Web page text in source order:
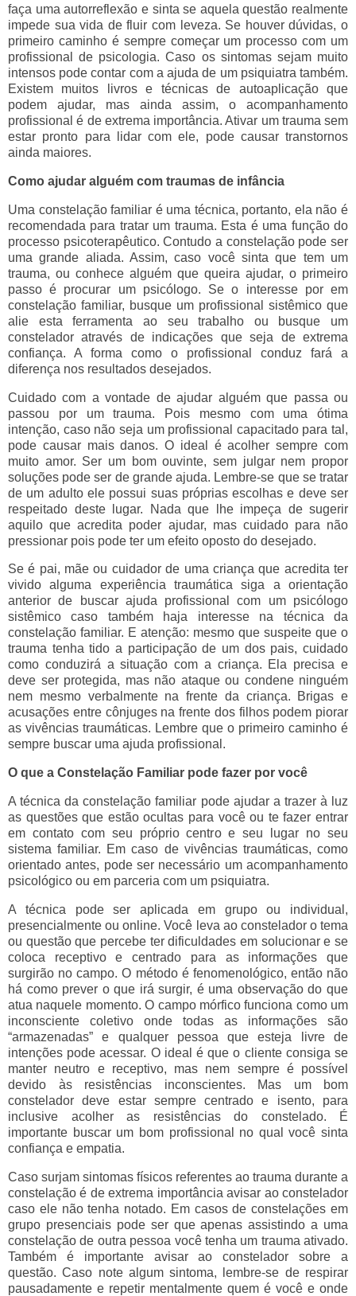
faça uma autorreflexão e sinta se aquela questão realmente
impede sua vida de fluir com leveza. Se houver dúvidas, o
primeiro caminho é sempre começar um processo com um
profissional de psicologia. Caso os sintomas sejam muito
intensos pode contar com a ajuda de um psiquiatra também.
Existem muitos livros e técnicas de autoaplicação que
podem ajudar, mas ainda assim, o acompanhamento
profissional é de extrema importância. Ativar um trauma sem
estar pronto para lidar com ele, pode causar transtornos
ainda maiores.
Como ajudar alguém com traumas de infância
Uma constelação familiar é uma técnica, portanto, ela não é
recomendada para tratar um trauma. Esta é uma função do
processo psicoterapêutico. Contudo a constelação pode ser
uma grande aliada. Assim, caso você sinta que tem um
trauma, ou conhece alguém que queira ajudar, o primeiro
passo é procurar um psicólogo. Se o interesse por em
constelação familiar, busque um profissional sistêmico que
alie esta ferramenta ao seu trabalho ou busque um
constelador através de indicações que seja de extrema
confiança. A forma como o profissional conduz fará a
diferença nos resultados desejados.
Cuidado com a vontade de ajudar alguém que passa ou
passou por um trauma. Pois mesmo com uma ótima
intenção, caso não seja um profissional capacitado para tal,
pode causar mais danos. O ideal é acolher sempre com
muito amor. Ser um bom ouvinte, sem julgar nem propor
soluções pode ser de grande ajuda. Lembre-se que se tratar
de um adulto ele possui suas próprias escolhas e deve ser
respeitado deste lugar. Nada que lhe impeça de sugerir
aquilo que acredita poder ajudar, mas cuidado para não
pressionar pois pode ter um efeito oposto do desejado.
Se é pai, mãe ou cuidador de uma criança que acredita ter
vivido alguma experiência traumática siga a orientação
anterior de buscar ajuda profissional com um psicólogo
sistêmico caso também haja interesse na técnica da
constelação familiar. E atenção: mesmo que suspeite que o
trauma tenha tido a participação de um dos pais, cuidado
como conduzirá a situação com a criança. Ela precisa e
deve ser protegida, mas não ataque ou condene ninguém
nem mesmo verbalmente na frente da criança. Brigas e
acusações entre cônjuges na frente dos filhos podem piorar
as vivências traumáticas. Lembre que o primeiro caminho é
sempre buscar uma ajuda profissional.
O que a Constelação Familiar pode fazer por você
A técnica da constelação familiar pode ajudar a trazer à luz
as questões que estão ocultas para você ou te fazer entrar
em contato com seu próprio centro e seu lugar no seu
sistema familiar. Em caso de vivências traumáticas, como
orientado antes, pode ser necessário um acompanhamento
psicológico ou em parceria com um psiquiatra.
A técnica pode ser aplicada em grupo ou individual,
presencialmente ou online. Você leva ao constelador o tema
ou questão que percebe ter dificuldades em solucionar e se
coloca receptivo e centrado para as informações que
surgirão no campo. O método é fenomenológico, então não
há como prever o que irá surgir, é uma observação do que
atua naquele momento. O campo mórfico funciona como um
inconsciente coletivo onde todas as informações são
“armazenadas” e qualquer pessoa que esteja livre de
intenções pode acessar. O ideal é que o cliente consiga se
manter neutro e receptivo, mas nem sempre é possível
devido às resistências inconscientes. Mas um bom
constelador deve estar sempre centrado e isento, para
inclusive acolher as resistências do constelado. É
importante buscar um bom profissional no qual você sinta
confiança e empatia.
Caso surjam sintomas físicos referentes ao trauma durante a
constelação é de extrema importância avisar ao constelador
caso ele não tenha notado. Em casos de constelações em
grupo presenciais pode ser que apenas assistindo a uma
constelação de outra pessoa você tenha um trauma ativado.
Também é importante avisar ao constelador sobre a
questão. Caso note algum sintoma, lembre-se de respirar
pausadamente e repetir mentalmente quem é você e onde